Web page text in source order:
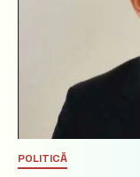
POLITICĂ